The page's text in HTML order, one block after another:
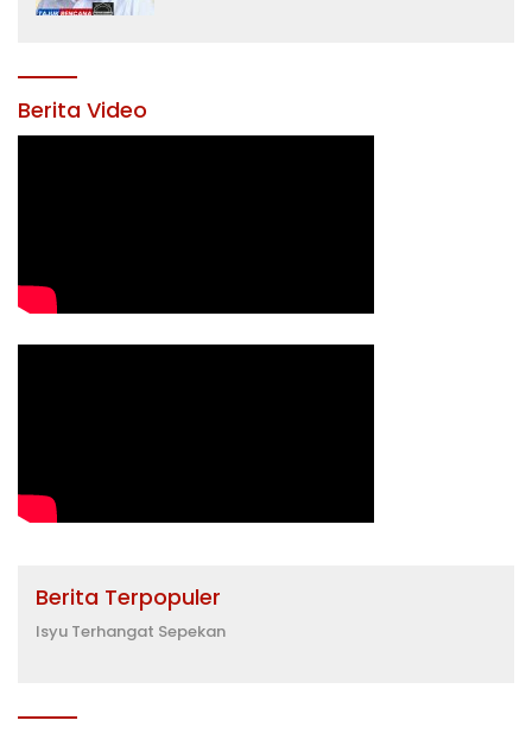
Berita Video
Berita Terpopuler
Isyu Terhangat Sepekan